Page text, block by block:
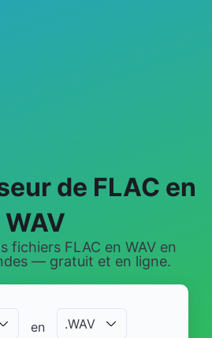
de FLAC en
WAV
fichiers FLAC en WAV en
— gratuit et en ligne.
en .WAV